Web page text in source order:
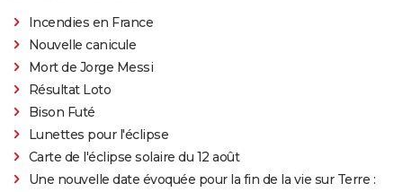
Incendies en France
Nouvelle canicule
Mort de Jorge Messi
Résultat Loto
Bison Futé
Lunettes pour l'éclipse
Carte de l'éclipse solaire du 12 août
Une nouvelle date évoquée pour la fin de la vie sur Terre :